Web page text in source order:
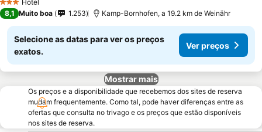
3 EstrelasHotel
8,1 Muito boa 1.253 Kamp-Bornhofen, a 19.2 km de Weinähr
Selecione as datas para ver os preços
exatos.
Ver preços
Mostrar mais
Os preços e a disponibilidade que recebemos dos sites de reserva
mudam frequentemente. Como tal, pode haver diferenças entre as
ofertas que consulta no trivago e os preços que estão disponíveis
nos sites de reserva.